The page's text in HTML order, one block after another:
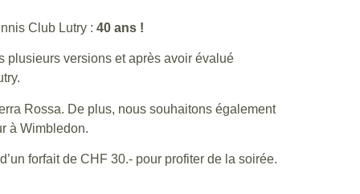
Club Lutry : 40 ans !
plusieurs versions et après avoir évalué
Rossa. De plus, nous souhaitons également
à Wimbledon.
forfait de CHF 30.- pour profiter de la soirée.